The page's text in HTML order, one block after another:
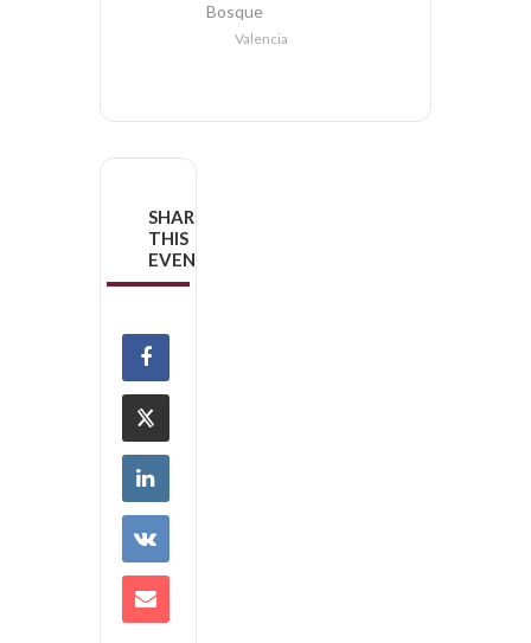
Bosque
Valencia
SHARE
THIS
EVENT